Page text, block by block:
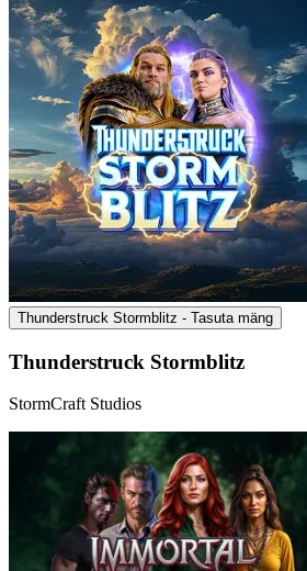
Thunderstruck Stormblitz - Tasuta mäng
Thunderstruck Stormblitz
StormCraft Studios